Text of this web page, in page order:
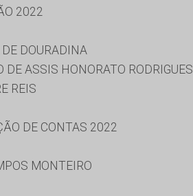
2022
DOURADINA
DE ASSIS HONORATO RODRIGUES
REIS
DE CONTAS 2022
MONTEIRO